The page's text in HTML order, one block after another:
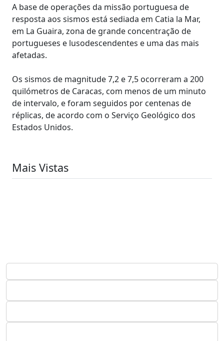
A base de operações da missão portuguesa de
resposta aos sismos está sediada em Catia la Mar,
em La Guaira, zona de grande concentração de
portugueses e lusodescendentes e uma das mais
afetadas.
Os sismos de magnitude 7,2 e 7,5 ocorreram a 200
quilómetros de Caracas, com menos de um minuto
de intervalo, e foram seguidos por centenas de
réplicas, de acordo com o Serviço Geológico dos
Estados Unidos.
Mais Vistas